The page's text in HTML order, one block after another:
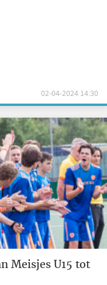
02-04-2024 14:30
Meisjes U15 tot